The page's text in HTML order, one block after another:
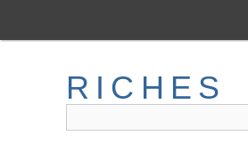
main
RICHES